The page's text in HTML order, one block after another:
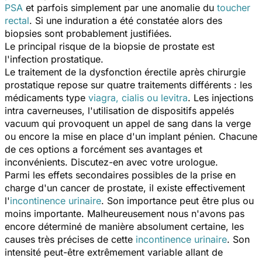
PSA et parfois simplement par une anomalie du toucher
rectal. Si une induration a été constatée alors des
biopsies sont probablement justifiées.
Le principal risque de la biopsie de prostate est
l'infection prostatique.
Le traitement de la dysfonction érectile après chirurgie
prostatique repose sur quatre traitements différents : les
médicaments type viagra, cialis ou levitra. Les injections
intra caverneuses, l'utilisation de dispositifs appelés
vacuum qui provoquent un appel de sang dans la verge
ou encore la mise en place d'un implant pénien. Chacune
de ces options a forcément ses avantages et
inconvénients. Discutez-en avec votre urologue.
Parmi les effets secondaires possibles de la prise en
charge d'un cancer de prostate, il existe effectivement
l'incontinence urinaire. Son importance peut être plus ou
moins importante. Malheureusement nous n'avons pas
encore déterminé de manière absolument certaine, les
causes très précises de cette incontinence urinaire. Son
intensité peut-être extrêmement variable allant de